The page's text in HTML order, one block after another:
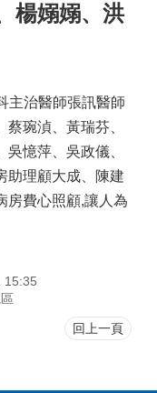
楊嫋嫋、洪
主治醫師張訊醫師
琬湞、黃瑞芬、
憶萍、吳政儀、
助理顧大成、陳建
房費心照顧,讓人為
15:35
回上一頁